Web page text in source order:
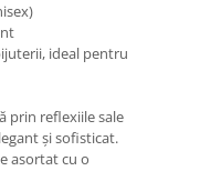
ideal pentru
prin reflexiile sale
și sofisticat.
asortat cu o